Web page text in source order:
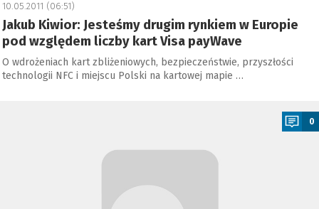
10.05.2011 (06:51)
Jakub Kiwior: Jesteśmy drugim rynkiem w Europie
pod względem liczby kart Visa payWave
O wdrożeniach kart zbliżeniowych, bezpieczeństwie, przyszłości
technologii NFC i miejscu Polski na kartowej mapie …
0